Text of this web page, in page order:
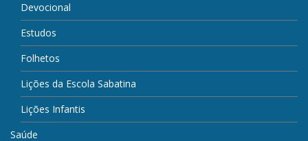
Devocional
Estudos
Folhetos
Lições da Escola Sabatina
Lições Infantis
Saúde